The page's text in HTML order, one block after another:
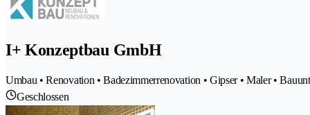
I+ Konzeptbau GmbH
Umbau • Renovation • Badezimmerrenovation • Gipser • Maler •
Geschlossen